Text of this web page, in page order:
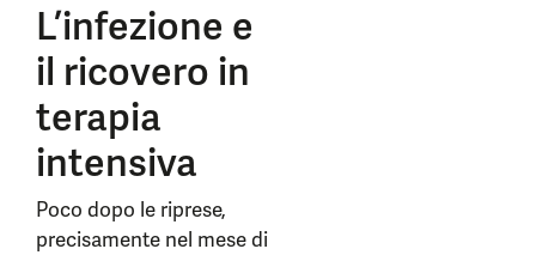
L’infezione e
il ricovero in
terapia
intensiva
Poco dopo le riprese,
precisamente nel mese di